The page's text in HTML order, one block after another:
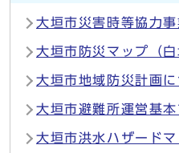
大垣市災害時等協力
大垣市防災マップ（
大垣市地域防災計画に
大垣市避難所運営基
大垣市洪水ハザード